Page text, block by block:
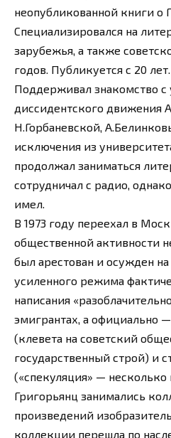
неопубликованной книги о
Специализировался на
зарубежья, а также
годов. Публикуется с 20 лет.
Поддерживал знакомство с
диссидентского движения
Н.Горбаневской,
исключения из
продолжал заниматься
сотрудничал с радио,
имел.
В 1973 году переехал в
общественной активности
был арестован и осужден
усиленного режима
написания
эмигрантах, а официально —
(клевета на советский
государственный строй) и
(«спекуляция» —
Григорьянц занимались
произведений
коллекции перешла по